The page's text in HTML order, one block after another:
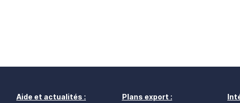
Aide et actualités : Plans export :